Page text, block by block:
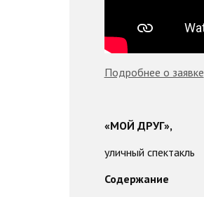
Подробнее о заявке
«МОЙ ДРУГ»,
уличный спектакль
Содержание